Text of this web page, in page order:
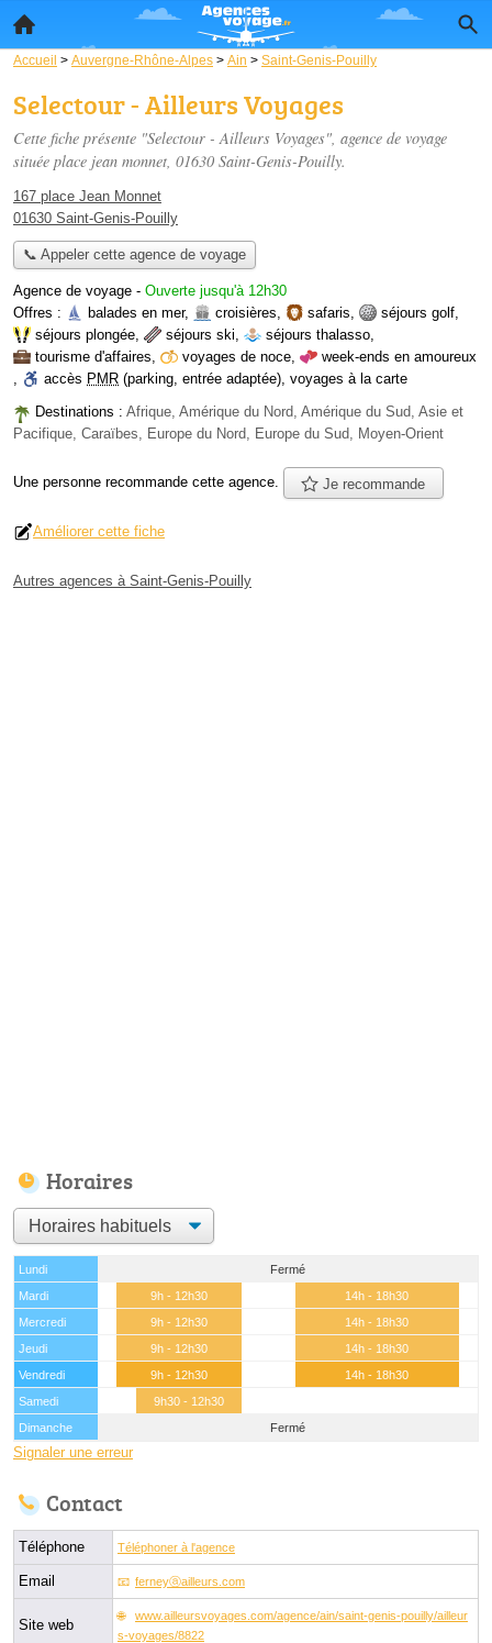
Accueil > Auvergne-Rhône-Alpes > Ain > Saint-Genis-Pouilly
Selectour - Ailleurs Voyages
Cette fiche présente "Selectour - Ailleurs Voyages", agence de voyage
située place jean monnet, 01630 Saint-Genis-Pouilly.
167 place Jean Monnet
01630 Saint-Genis-Pouilly
📞 Appeler cette agence de voyage
Agence de voyage - Ouverte jusqu'à 12h30
Offres :
balades en mer, croisières, safaris, séjours golf,
séjours plongée, séjours ski, séjours thalasso,
tourisme d'affaires, voyages de noce,
week-ends en amoureux
,
accès PMR (parking, entrée adaptée), voyages à la carte
Destinations : Afrique, Amérique du Nord, Amérique du Sud, Asie et
Pacifique, Caraïbes, Europe du Nord, Europe du Sud, Moyen-Orient
Une personne recommande cette agence. Je recommande
Améliorer cette fiche
Autres agences à Saint-Genis-Pouilly
Horaires
Lundi
Fermé
Mardi
9h - 12h30
14h - 18h30
Mercredi
9h - 12h30
14h - 18h30
Jeudi
9h - 12h30
14h - 18h30
Vendredi
9h - 12h30
14h - 18h30
Samedi
9h30 - 12h30
Dimanche
Fermé
Signaler une erreur
Contact
Téléphone Téléphoner à l'agence
Email ferneyⓐailleurs.com
Site web
www.ailleursvoyages.com/agence/ain/saint-genis-pouilly/ailleur
s-voyages/8822